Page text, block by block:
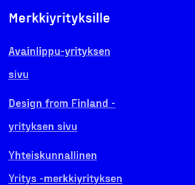
Merkkiyrityksille
Avainlippu-yrityksen
sivu
Design from Finland -
yrityksen sivu
Yhteiskunnallinen
Yritys -merkkiyrityksen